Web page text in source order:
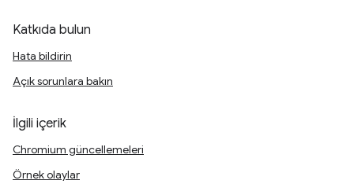
Katkıda bulun
Hata bildirin
Açık sorunlara bakın
İlgili içerik
Chromium güncellemeleri
Örnek olaylar